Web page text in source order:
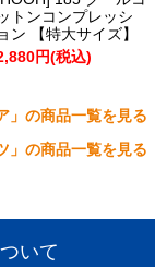
トンコンプレッシ
ョン 【特大サイズ】
円(税込)
」の商品一覧を見る
」の商品一覧を見る
いて